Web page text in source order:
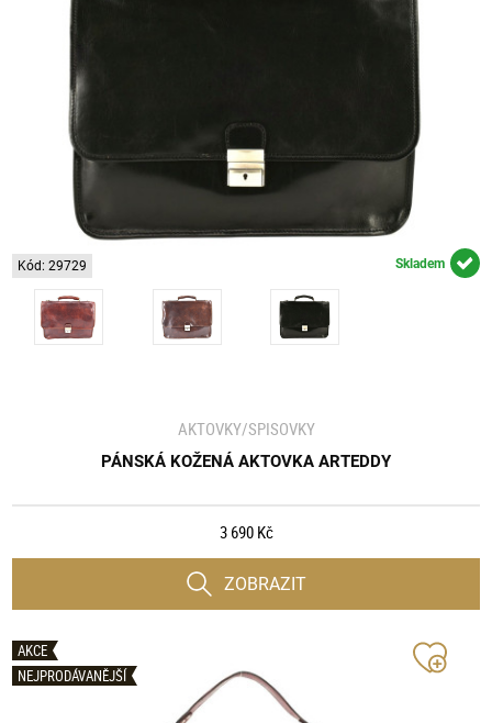
Kód: 29729 Skladem
AKTOVKY/SPISOVKY
PÁNSKÁ KOŽENÁ AKTOVKA ARTEDDY
3 690 Kč
ZOBRAZIT
AKCE
NEJPRODÁVANĚJŠÍ